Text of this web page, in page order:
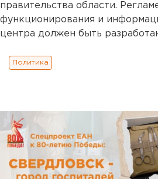
правительства области.
функционирования и
центра должен быть
Политика